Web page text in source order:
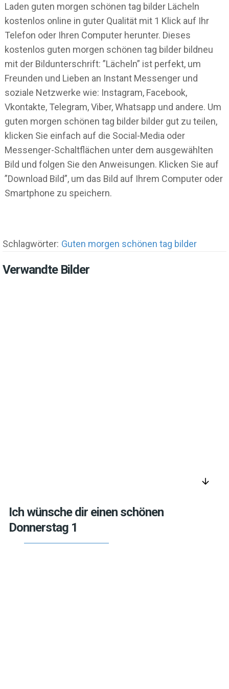
Laden guten morgen schönen tag bilder Lächeln
kostenlos online in guter Qualität mit 1 Klick auf Ihr
Telefon oder Ihren Computer herunter. Dieses
kostenlos guten morgen schönen tag bilder bildneu
mit der Bildunterschrift: ”Lächeln” ist perfekt, um
Freunden und Lieben an Instant Messenger und
soziale Netzwerke wie: Instagram, Facebook,
Vkontakte, Telegram, Viber, Whatsapp und andere. Um
guten morgen schönen tag bilder bilder gut zu teilen,
klicken Sie einfach auf die Social-Media oder
Messenger-Schaltflächen unter dem ausgewählten
Bild und folgen Sie den Anweisungen. Klicken Sie auf
”Download Bild”, um das Bild auf Ihrem Computer oder
Smartphone zu speichern.
Schlagwörter: Guten morgen schönen tag bilder
Verwandte Bilder
arrow_downward
Ich wünsche dir einen schönen
Donnerstag 1